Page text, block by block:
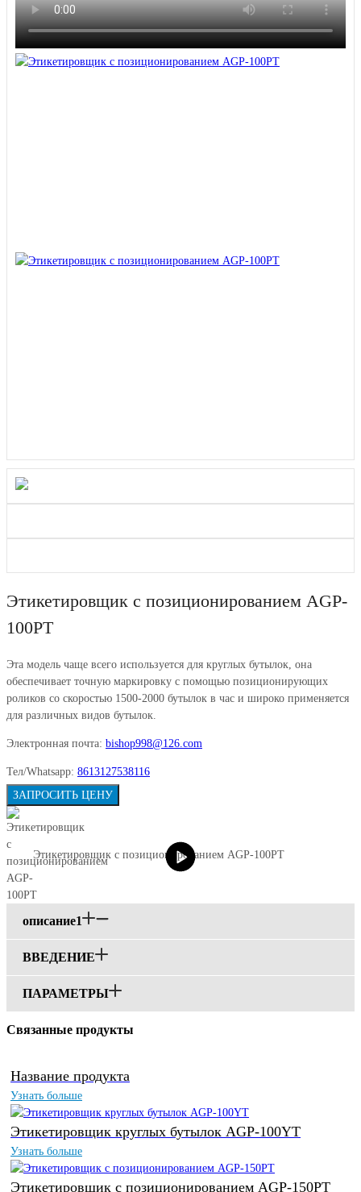
Этикетировщик с позиционированием AGP-
100PT
Эта модель чаще всего используется для круглых бутылок, она
обеспечивает точную маркировку с помощью позиционирующих
роликов со скоростью 1500-2000 бутылок в час и широко применяется
для различных видов бутылок.
Электронная почта: bishop998@126.com
Тел/Whatsapp: 8613127538116
ЗАПРОСИТЬ ЦЕНУ
Этикетировщик с позиционированием AGP-100PT
описание1
ВВЕДЕНИЕ
ПАРАМЕТРЫ
Связанные продукты
Название продукта
Узнать больше
Этикетировщик круглых бутылок AGP-100YT
Узнать больше
Этикетировщик с позиционированием AGP-150PT